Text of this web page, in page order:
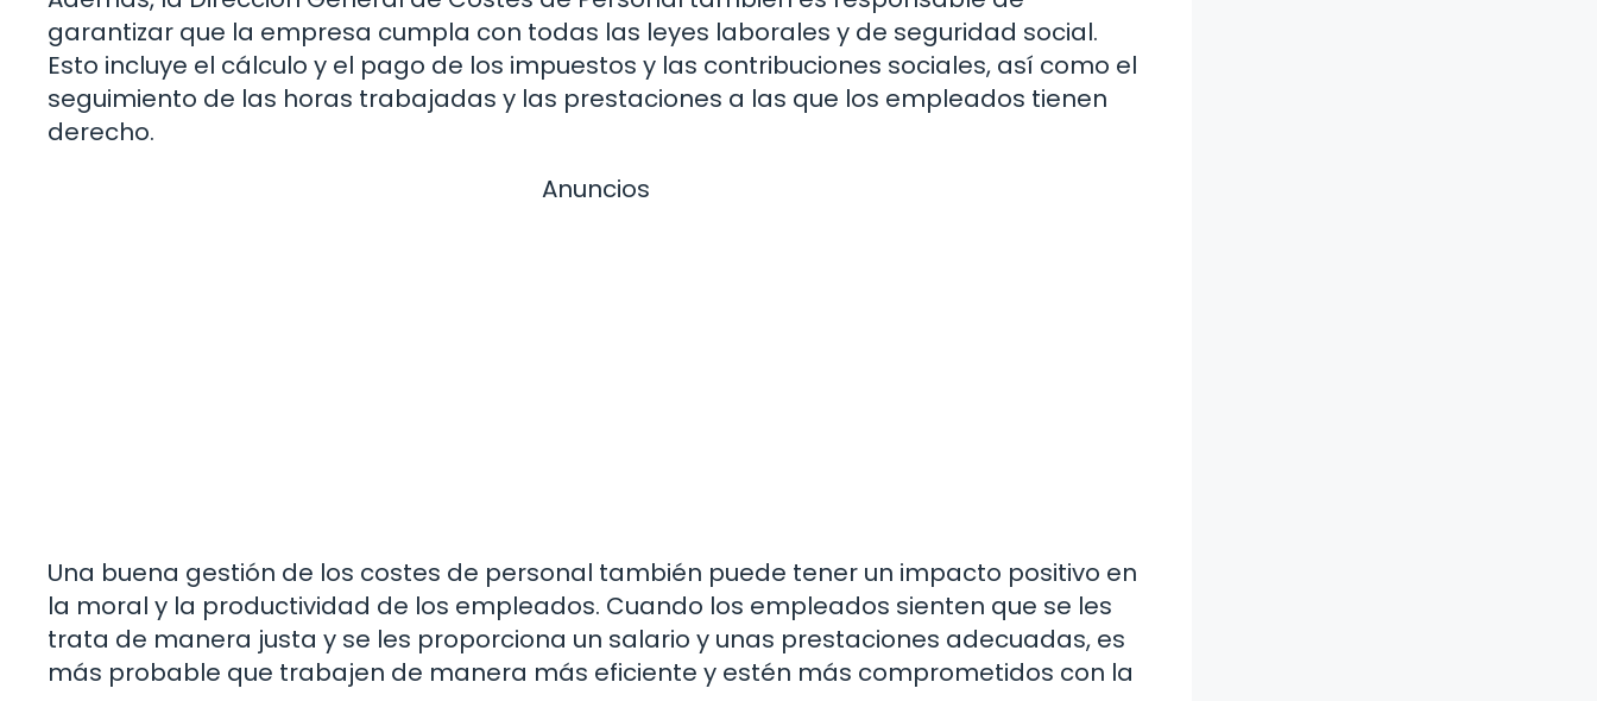
garantizar que la empresa cumpla con todas las leyes laborales y de seguridad social.
Esto incluye el cálculo y el pago de los impuestos y las contribuciones sociales, así como el
seguimiento de las horas trabajadas y las prestaciones a las que los empleados tienen
derecho.
Anuncios
Una buena gestión de los costes de personal también puede tener un impacto positivo en
la moral y la productividad de los empleados. Cuando los empleados sienten que se les
trata de manera justa y se les proporciona un salario y unas prestaciones adecuadas, es
más probable que trabajen de manera más eficiente y estén más comprometidos con la